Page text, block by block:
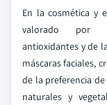
En la cosmética y
valorado por
antioxidantes y de
máscaras faciales,
de la preferencia
naturales y